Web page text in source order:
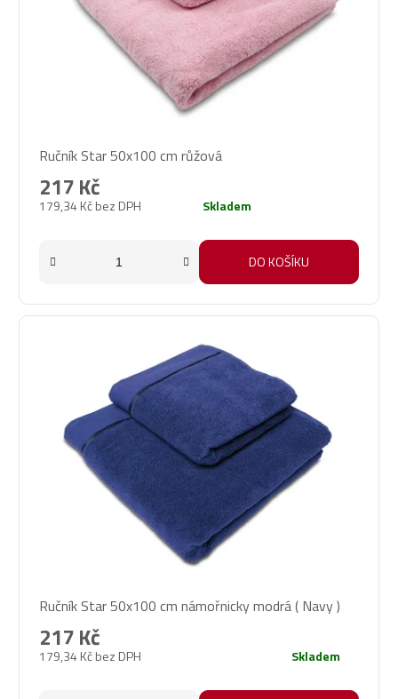
Ručník Star 50x100 cm růžová
179,34 Kč bez DPH
217 Kč
Skladem
DO KOŠÍKU
Ručník Star 50x100 cm námořnicky modrá ( Navy )
179,34 Kč bez DPH
217 Kč
Skladem